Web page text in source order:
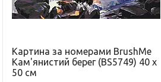
Картина за номерами BrushMe
Кам'янистий берег (BS5749) 40 х
50 см